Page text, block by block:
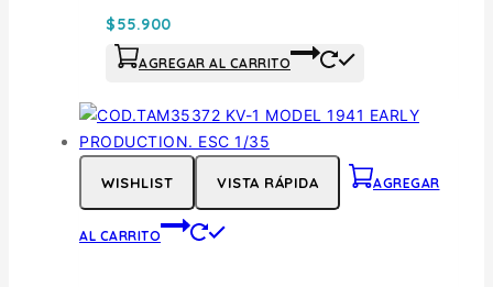
$55.900
AGREGAR AL CARRITO
WISHLIST VISTA RÁPIDA AGREGAR
AL CARRITO